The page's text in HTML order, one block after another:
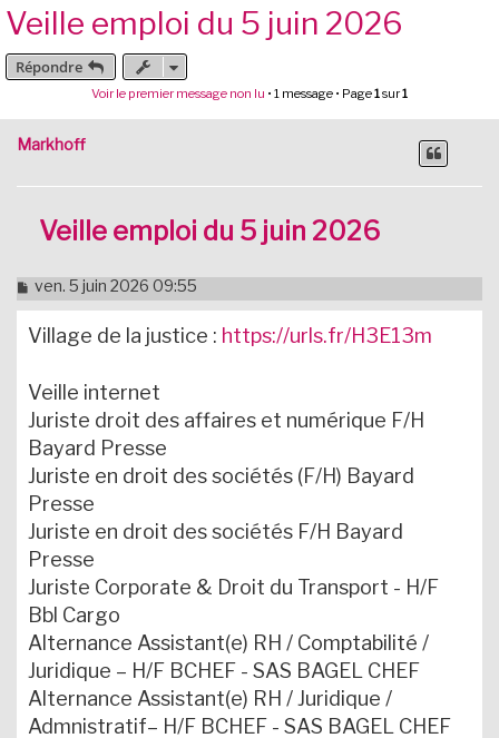
Veille emploi du 5 juin 2026
Répondre
Voir le premier message non lu • 1 message • Page1sur1
Markhoff
Veille emploi du 5 juin 2026
M
e
s
e
n
o
n
u
ven. 5 juin 2026 09:55
Village de la justice : https://urls.fr/H3E13m
Veille internet
Juriste droit des affaires et numérique F/H
Bayard Presse
Juriste en droit des sociétés (F/H) Bayard
Presse
Juriste en droit des sociétés F/H Bayard
Presse
Juriste Corporate & Droit du Transport - H/F
Bbl Cargo
Alternance Assistant(e) RH / Comptabilité /
Juridique – H/F BCHEF - SAS BAGEL CHEF
Alternance Assistant(e) RH / Juridique /
Admnistratif– H/F BCHEF - SAS BAGEL CHEF